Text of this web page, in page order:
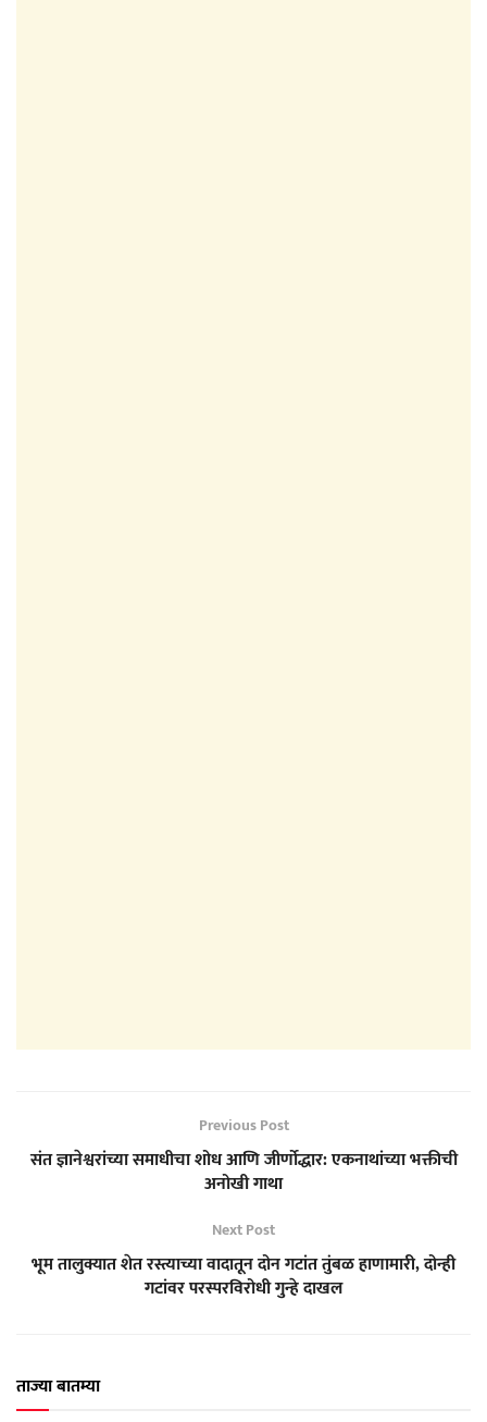
Previous Post
संत ज्ञानेश्वरांच्या समाधीचा शोध आणि जीर्णोद्धार: एकनाथांच्या भक्तीची
अनोखी गाथा
Next Post
भूम तालुक्यात शेत रस्त्याच्या वादातून दोन गटांत तुंबळ हाणामारी, दोन्ही
गटांवर परस्परविरोधी गुन्हे दाखल
ताज्या बातम्या